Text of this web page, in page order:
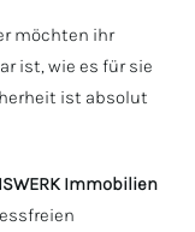
möchten ihr
ist, wie es für sie
ist absolut
Immobilien